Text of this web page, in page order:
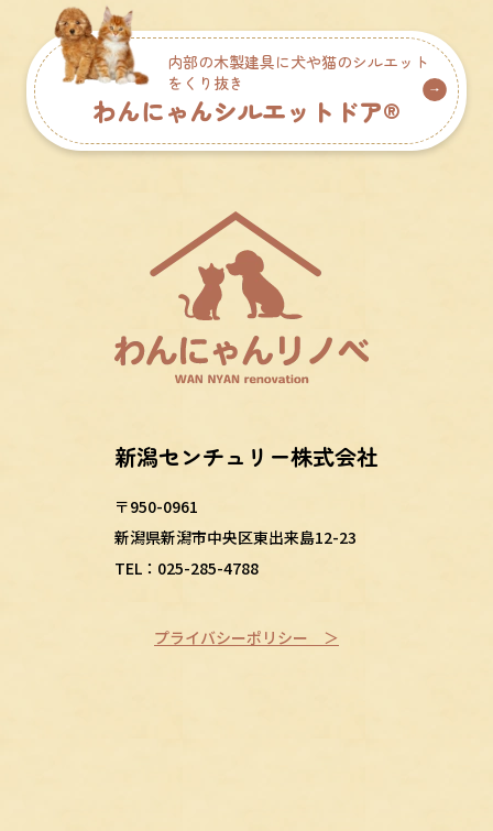
新潟センチュリー株式会社
〒950-0961
新潟県新潟市中央区東出来島12-23
TEL：025-285-4788
プライバシーポリシー
内部の木製建具に犬や猫のシルエット
をくり抜き
わんにゃんシルエットドア®